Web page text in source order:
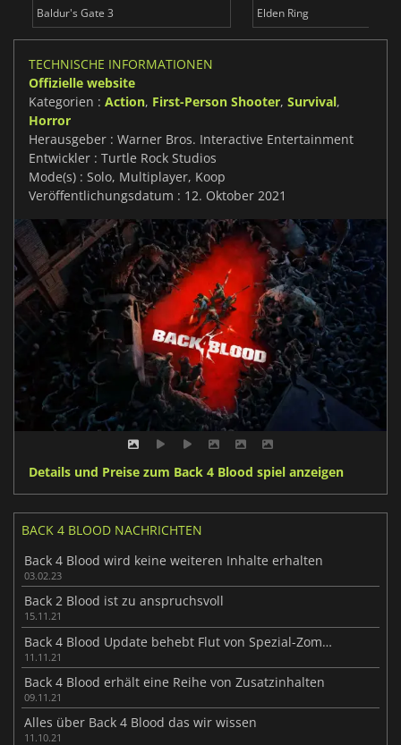
Baldur's Gate 3 Elden Ring
TECHNISCHE INFORMATIONEN
Offizielle website
Kategorien : Action, First-Person Shooter, Survival,
Horror
Herausgeber : Warner Bros. Interactive Entertainment
Entwickler : Turtle Rock Studios
Mode(s) : Solo, Multiplayer, Koop
Veröffentlichungsdatum : 12. Oktober 2021
Details und Preise zum Back 4 Blood spiel anzeigen
BACK 4 BLOOD NACHRICHTEN
Back 4 Blood wird keine weiteren Inhalte erhalten
03.02.23
Back 2 Blood ist zu anspruchsvoll
15.11.21
Back 4 Blood Update behebt Flut von Spezial-Zombies
11.11.21
Back 4 Blood erhält eine Reihe von Zusatzinhalten
09.11.21
Alles über Back 4 Blood das wir wissen
11.10.21